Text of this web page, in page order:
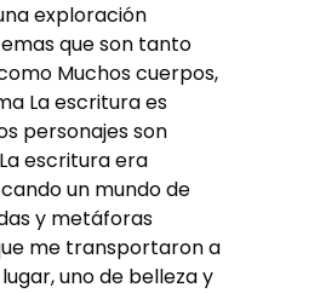
exploración
que son tanto
Muchos cuerpos,
La escritura es
personajes son
escritura era
un mundo de
y metáforas
me transportaron a
uno de belleza y